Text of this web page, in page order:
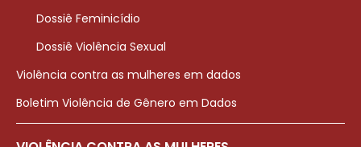
Dossiê Feminicídio
Dossiê Violência Sexual
Violência contra as mulheres em dados
Boletim Violência de Gênero em Dados